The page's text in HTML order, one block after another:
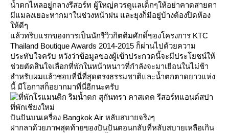
น้ำตกไหลอยู่กลางรีสอร์ท ผู้ใหญ่ควรดูแลเด็กๆให้อย่าคาดสายตา
มีแมลงเยอะหากมาในช่วงหน้าฝน และยุงก็มีอยู่บ้างต้องปิดห้อง
ห้ดีๆ
ล้วทริบแรกของการเป็นนักรีวิวกิตติมศักดิ์ของโครงการ KTC
Thailand Boutique Awards 2014-2015 ก็ผ่านไปด้วยความ
ประทับใจครับ หวังว่าข้อมูลของผู้เข้าประกวดนี้จะมีประโยชน์ให้
ช่วยตัดสินใจเลือกที่พักในหน้าหนาวที่กำลังจะมาเยือนในไม่ช้า
สำหรับผมแล้วชอบที่นี่ที่สุดตรงธรรมชาติและน้ำตกตาดยาวแห่ง
นี้ มีโอกาสก็อยากมาที่นี่อีกนะครับ
ปันปันบนเครื่อง Bangkok Air หลับสบายจริงๆ
ฝากลาด้วยภาพสุดท้ายของปันปันตอนกลับที่หลับสบายเหลือเกิน